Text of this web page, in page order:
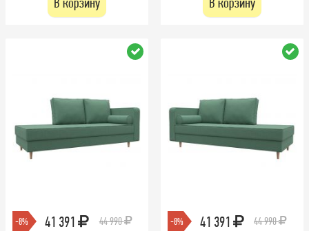
-8% 41 391 44 990 -8% 41 391 44 990